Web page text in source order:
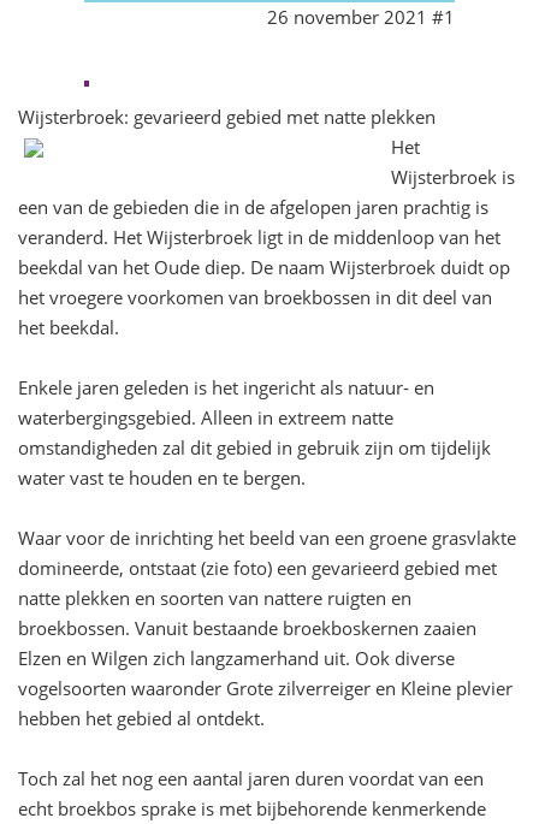
26 november 2021 #1
Wijsterbroek: gevarieerd gebied met natte plekken
Het
Wijsterbroek is
een van de gebieden die in de afgelopen jaren prachtig is
veranderd. Het Wijsterbroek ligt in de middenloop van het
beekdal van het Oude diep. De naam Wijsterbroek duidt op
het vroegere voorkomen van broekbossen in dit deel van
het beekdal.
Enkele jaren geleden is het ingericht als natuur- en
waterbergingsgebied. Alleen in extreem natte
omstandigheden zal dit gebied in gebruik zijn om tijdelijk
water vast te houden en te bergen.
Waar voor de inrichting het beeld van een groene grasvlakte
domineerde, ontstaat (zie foto) een gevarieerd gebied met
natte plekken en soorten van nattere ruigten en
broekbossen. Vanuit bestaande broekboskernen zaaien
Elzen en Wilgen zich langzamerhand uit. Ook diverse
vogelsoorten waaronder Grote zilverreiger en Kleine plevier
hebben het gebied al ontdekt.
Toch zal het nog een aantal jaren duren voordat van een
echt broekbos sprake is met bijbehorende kenmerkende